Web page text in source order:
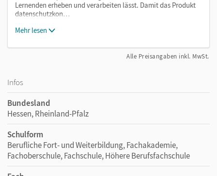
Lernenden erheben und verarbeiten lässt. Damit das Produkt
datenschutzkon…
Mehr lesen
Alle Preisangaben inkl. MwSt.
Infos
Bundesland
Hessen, Rheinland-Pfalz
Schulform
Berufliche Fort- und Weiterbildung, Fachakademie,
Fachoberschule, Fachschule, Höhere Berufsfachschule